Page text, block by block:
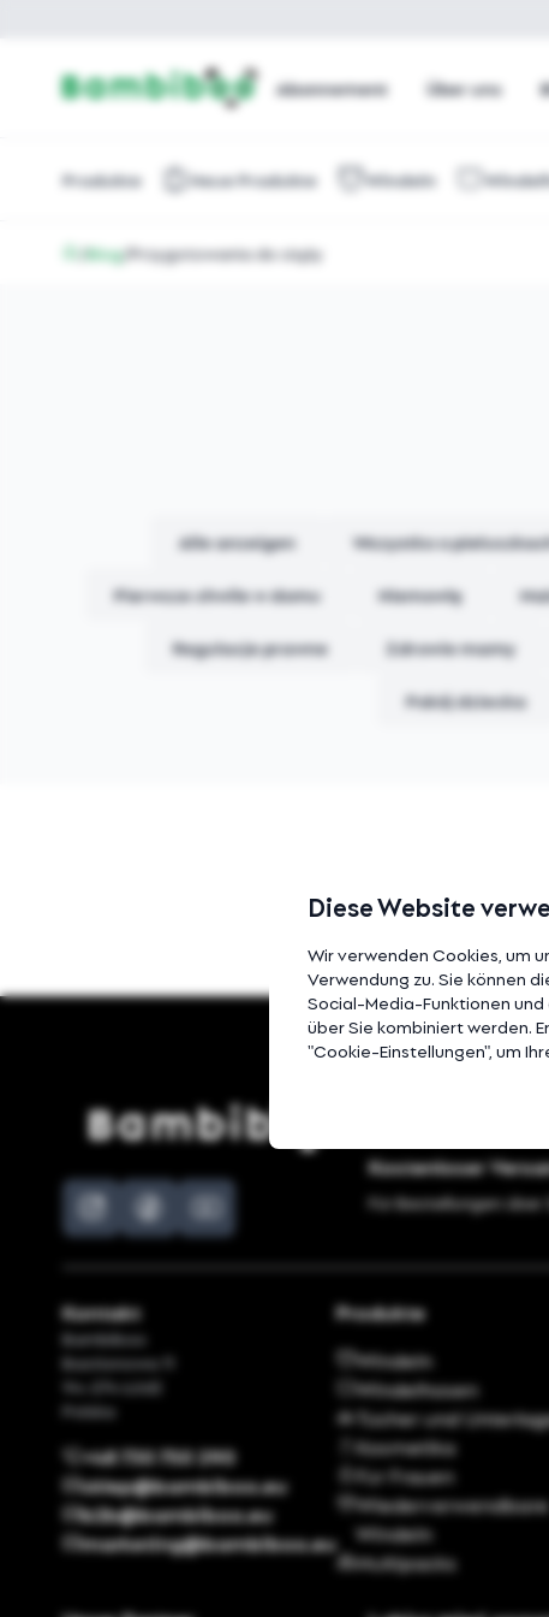
Abonnement Über uns
Produkte Neue Produkte Windeln
/Blog/Przygotowania do ciąży
Alle anzeigen Wszystko o
Pierwsze chwile w domu Niemowlę
Regulacje prawne Zdrowie mamy
Pokój dziecka
Kostenloser
Für Bestellungen über
Kontakt
Bambiboo
Bastionowa 11
94-274 Łódź
Polska
+48 730 750 290
sklep@bambiboo.eu
b2b@bambiboo.eu
marketing@bambiboo.eu
Produkte
Windeln
Windelhosen
Tücher und
Kosmetika
Für Frauen
Wiederverwendbare
Windeln
Multipacks
Diese Website
Wir verwenden Cookies, um
Verwendung zu. Sie können
Social-Media-Funktionen
über Sie kombiniert werden.
"Cookie-Einstellungen", um